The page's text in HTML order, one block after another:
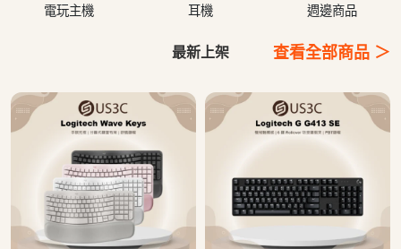
電玩主機 耳機 週邊商品
最新上架 查看全部商品 ＞